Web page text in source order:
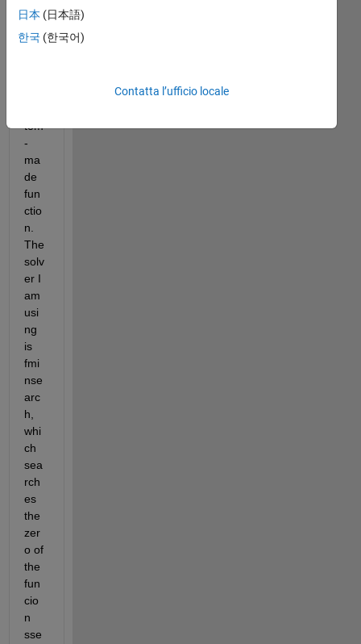
on
dat
a
tom
-
ma
de
fun
ctio
n.
The
solv
er I
am
usi
ng
is
fmi
nse
arc
h,
whi
ch
sea
rch
es
the
zer
o of
the
fun
cio
n
sse
日本 (日本語)
한국 (한국어)
Contatta l’ufficio locale